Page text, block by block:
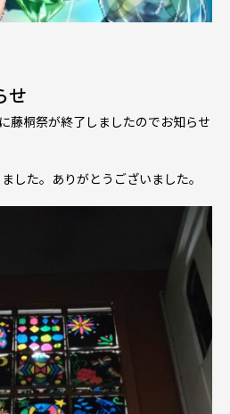
せ
藤桐祭が終了しましたのでお知らせ
した。ありがとうございました。